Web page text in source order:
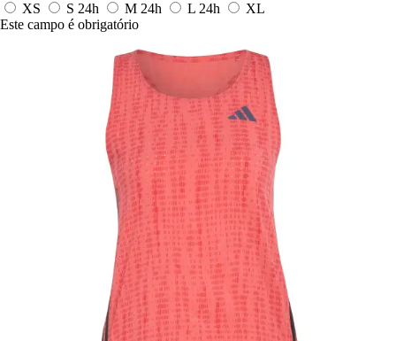
XS S 24h M 24h L 24h
XL
Este campo é obrigatório